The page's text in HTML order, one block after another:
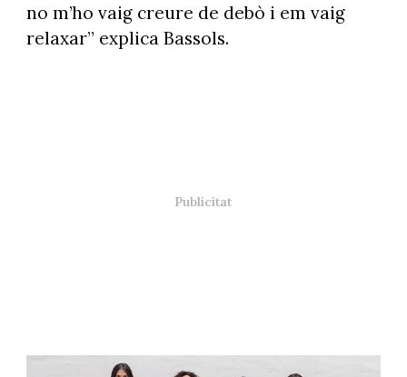
no m’ho vaig creure de debò i em vaig
relaxar” explica Bassols.